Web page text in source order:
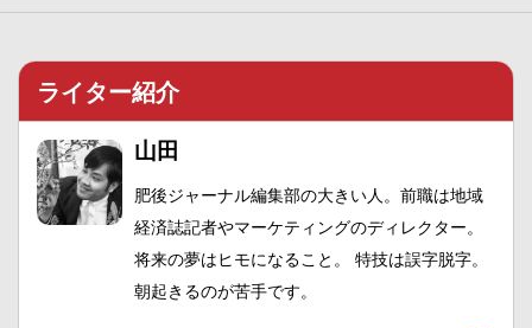
ライター紹介
山田
肥後ジャーナル編集部の大きい人。前職は地域
経済誌記者やマーケティングのディレクター。
将来の夢はヒモになること。 特技は誤字脱字。
朝起きるのが苦手です。